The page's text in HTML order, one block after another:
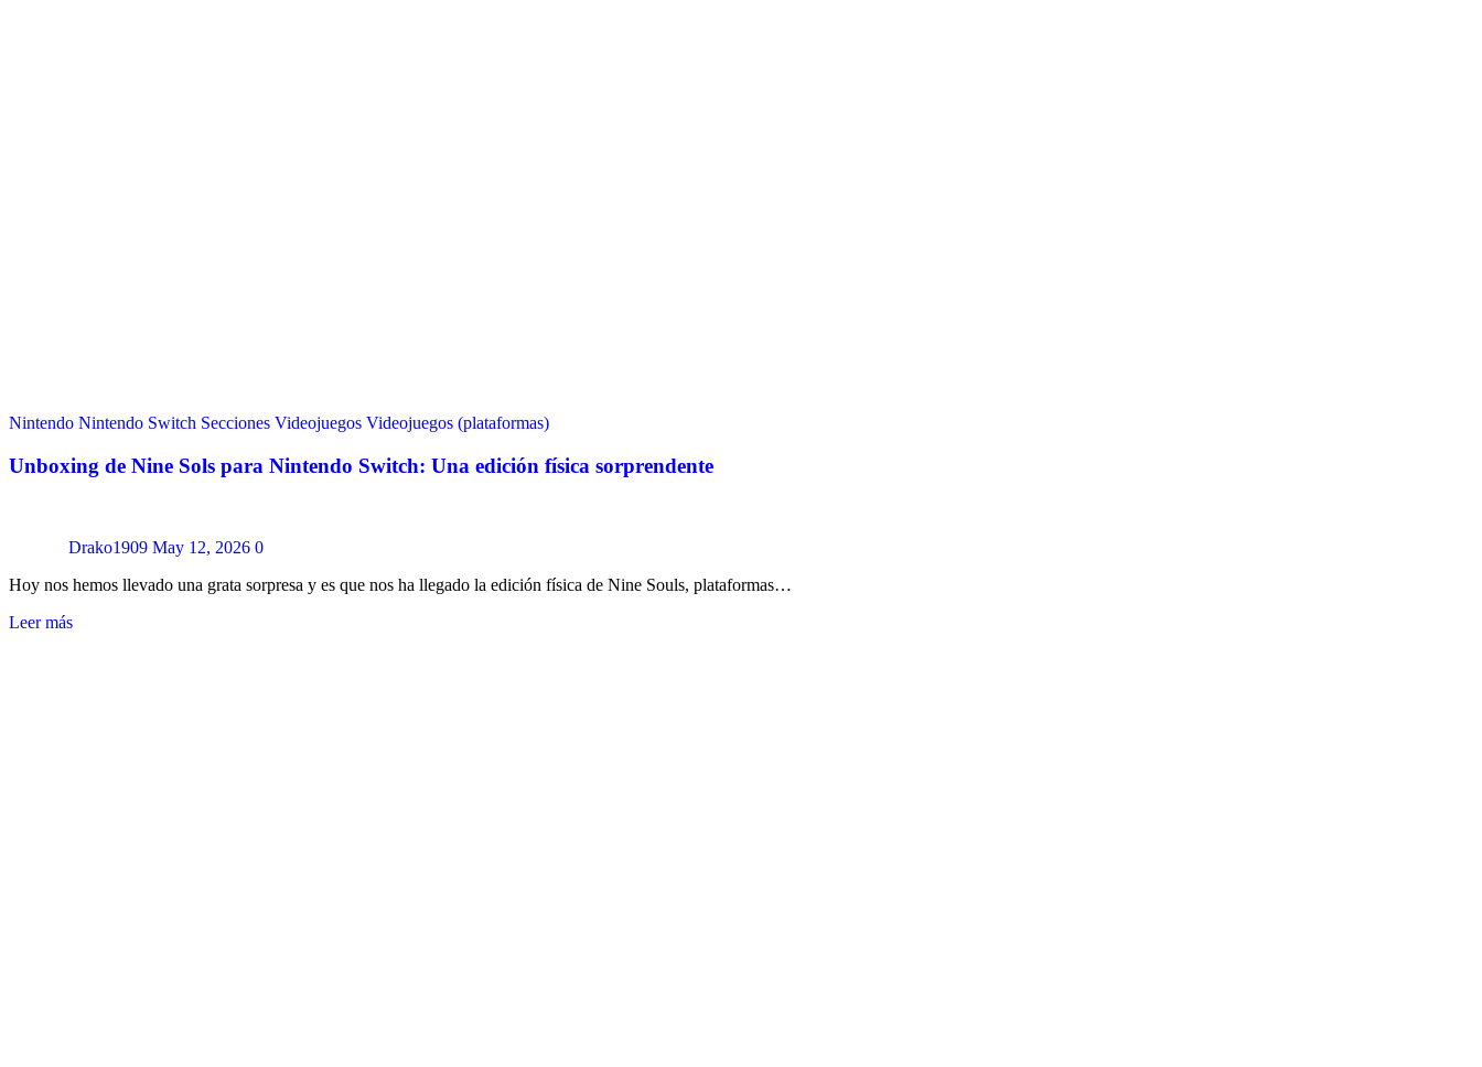
Nintendo Nintendo Switch Secciones Videojuegos Videojuegos (plataformas)
Unboxing de Nine Sols para Nintendo Switch: Una edición física sorprendente
Drako1909 May 12, 2026 0
Hoy nos hemos llevado una grata sorpresa y es que nos ha llegado la edición física de Nine Souls, plataformas…
Leer más